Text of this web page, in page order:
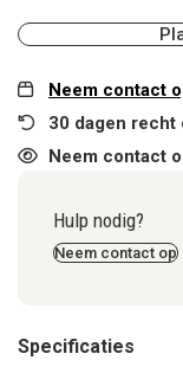
Neem contact
30 dagen recht
Neem contact
Hulp nodig?
Neem contact op
Specificaties